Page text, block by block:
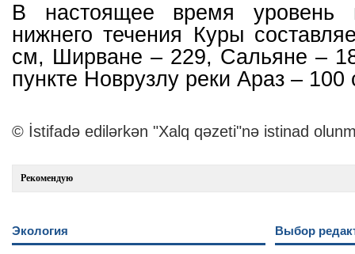
В настоящее время уровень
нижнего течения Куры
см, Ширване – 229, Сальяне –
пункте Новрузлу реки Араз – 100
© İstifadə edilərkən "Xalq qəzeti"nə istinad
Рекомендую
Экология Выбор